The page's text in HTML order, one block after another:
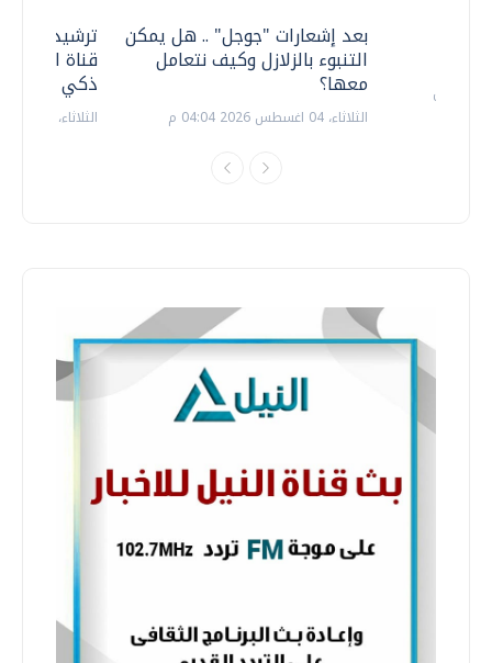
ترشيدا
قناة
ذكي
الثلاثاء، 14 يوليو 2026 06:11 م
بعد إشعارات "جوجل" .. هل يمكن
التنبوء بالزلازل وكيف نتعامل
معها؟
الثلاثاء، 04 اغسطس 2026 04:04 م